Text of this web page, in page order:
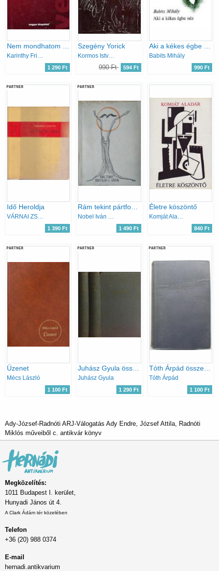
1 290 Ft
Szegény Yorick
990 Ft 594 Ft
Babits Mihály
990 Ft
PARTNER
Idő Heroldja
VÁRNAI ZSENI
1 390 Ft
PARTNER
Rám tekint pártfogón e század (25 vers és 25 rajz)
Nobel Iván (szerk.)
1 490 Ft
Életre köszöntő
Komját Aladár
840 Ft
PARTNER
Üzenet
Mécs László
1 100 Ft
PARTNER
Juhász Gyula
1 290 Ft
PARTNER
Tóth Árpád összes versei, versfordításai és novellái
Tóth Árpád
1 100 Ft
Ady-József-Radnóti ARJ-Válogatás Ady Endre, József Attila, Radnóti
Miklós műveiből c. antikvár könyv
Megközelítés:
1011 Budapest I. kerület,
Hunyadi János út 4.
A Clark Ádám tér közelében
Telefon
+36 (20) 988 0374
E-mail
hernadi.antikvarium